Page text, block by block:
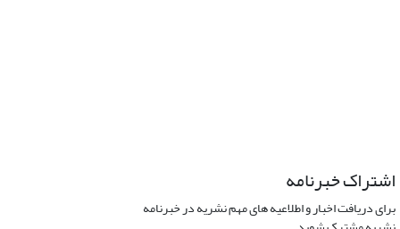
اشتراک خبرنامه
برای دریافت اخبار و اطلاعیه های مهم نشریه در خبرنامه